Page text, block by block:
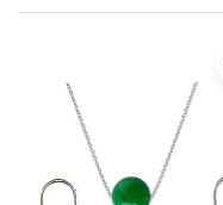
Seturi Perle cu Argint
Pandantive cu Perle
Brose cu Perle